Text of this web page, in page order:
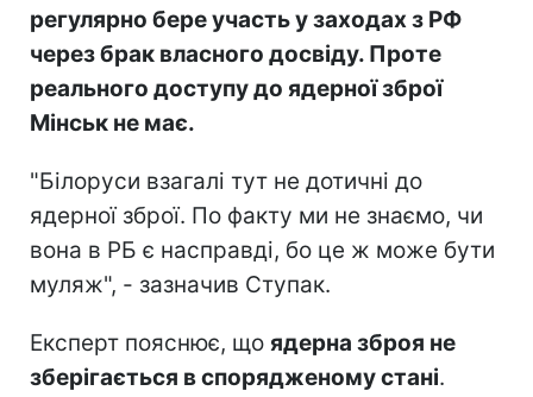
регулярно бере участь у заходах з РФ
через брак власного досвіду. Проте
реального доступу до ядерної зброї
Мінськ не має.
"Білоруси взагалі тут не дотичні до
ядерної зброї. По факту ми не знаємо, чи
вона в РБ є насправді, бо це ж може бути
муляж", - зазначив Ступак.
Експерт пояснює, що ядерна зброя не
зберігається в спорядженому стані.